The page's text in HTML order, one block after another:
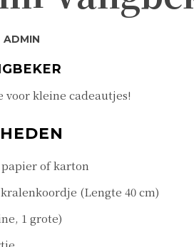
ADMIN
voor kleine cadeautjes!
of karton
(Lengte 40 cm)
1 grote)